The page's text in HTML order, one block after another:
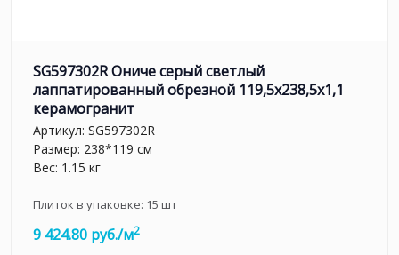
SG597302R Ониче серый светлый
лаппатированный обрезной 119,5x238,5x1,1
керамогранит
Артикул: SG597302R
Размер: 238*119 см
Вес: 1.15 кг
Плиток в упаковке: 15 шт
9 424.80 руб./м2